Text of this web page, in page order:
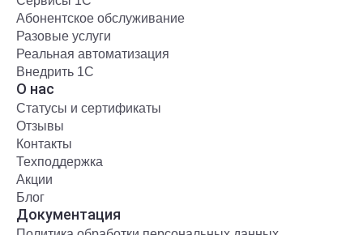
Абонентское обслуживание
Разовые услуги
Реальная автоматизация
Внедрить 1С
О нас
Статусы и сертификаты
Отзывы
Контакты
Техподдержка
Акции
Блог
Документация